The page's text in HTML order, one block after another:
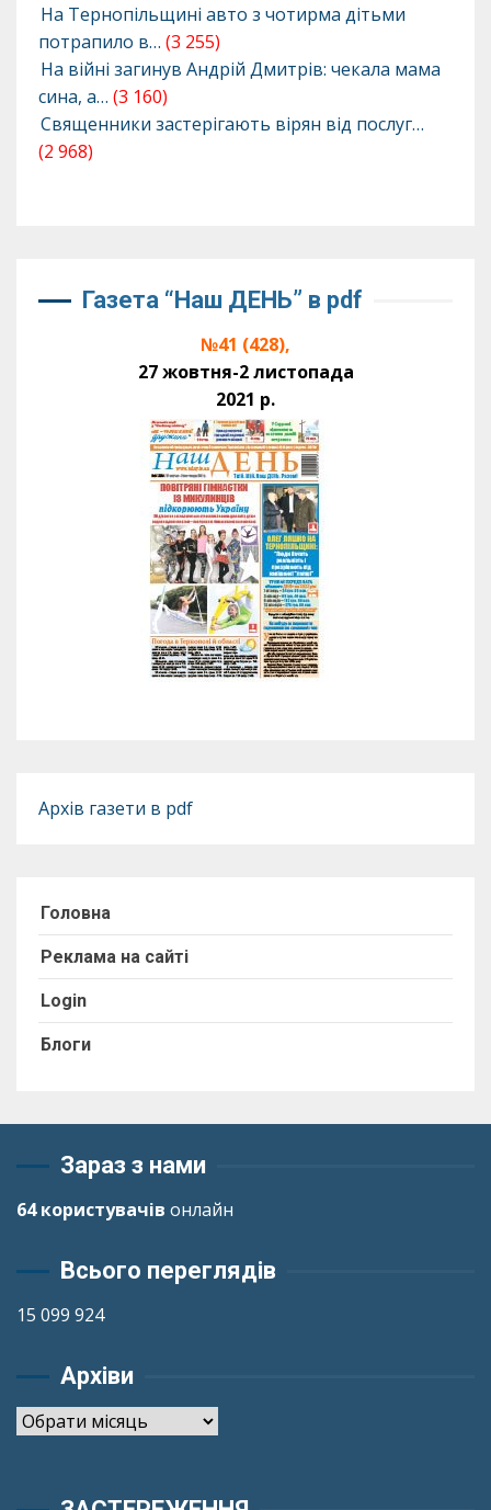
На Тернопільщині авто з чотирма дітьми
потрапило в… (3 255)
На війні загинув Андрій Дмитрів: чекала мама
сина, а… (3 160)
Священники застерігають вірян від послуг…
(2 968)
Газета “Наш ДЕНЬ” в pdf
№41 (428),
27 жовтня-2 листопада
2021 р.
Архів газети в pdf
Головна
Реклама на сайті
Login
Блоги
Зараз з нами
64 користувачів онлайн
Всього переглядів
15 099 924
Архіви
Архіви